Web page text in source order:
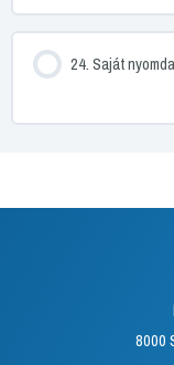
24. Saját
8000